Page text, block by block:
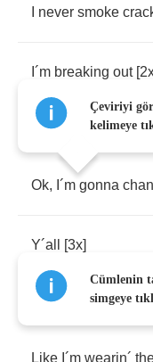
never smoke
´m breaking out[2
Ok, ´m gonna
Y´all [3x]
Like ´m wearin´
Çeviriyi
kelimeye
Cümlenin
simgeye